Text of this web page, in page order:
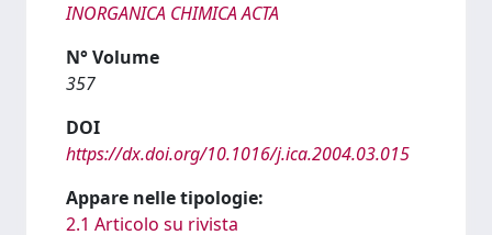
INORGANICA CHIMICA ACTA
N° Volume
357
DOI
https://dx.doi.org/10.1016/j.ica.2004.03.015
Appare nelle tipologie:
2.1 Articolo su rivista